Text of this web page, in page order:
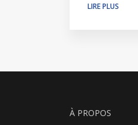
LIRE PLUS
À PROPOS